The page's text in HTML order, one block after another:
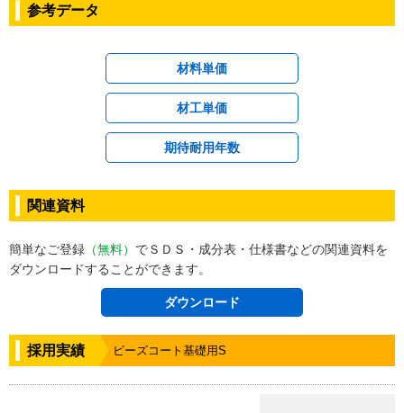
参考データ
材料単価
材工単価
期待耐用年数
関連資料
簡単なご登録 （無料） でＳＤＳ・成分表・仕様書などの関連資料を
ダウンロードすることができます。
ダウンロード
採用実績 ビーズコート基礎用S